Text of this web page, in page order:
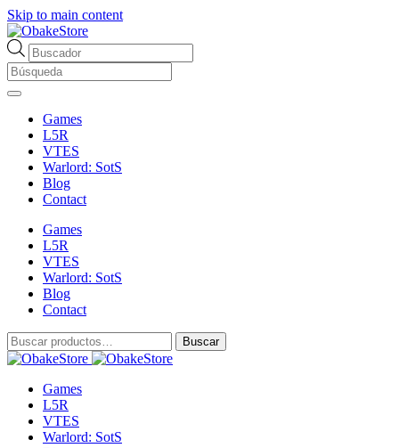
Skip to main content
Búsqueda
de
productos
Games
L5R
VTES
Warlord: SotS
Blog
Contact
Games
L5R
VTES
Warlord: SotS
Blog
Contact
Buscar
por:
Buscar
Games
L5R
VTES
Warlord: SotS